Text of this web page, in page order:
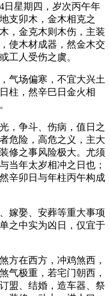
日星期四，岁次丙午年
支卯木，金木相克之
，金克木则木伤，主装
使木材成器，然金木交
工人受伤之虞。
气场偏寒，不宜大兴土
柱，然辛巳日金火相
，争斗、伤病，值日之
危险，高危之义，主大
修之事风险极大。尤须
当年太岁相冲之日也；
辛卯日与年柱丙午构成
嫁娶、安葬等重大事项
之中实为凶日，仅宜于
方在西方，冲鸡煞西，
气极重，若宅门朝西，
盟、结婚，造车器、祭